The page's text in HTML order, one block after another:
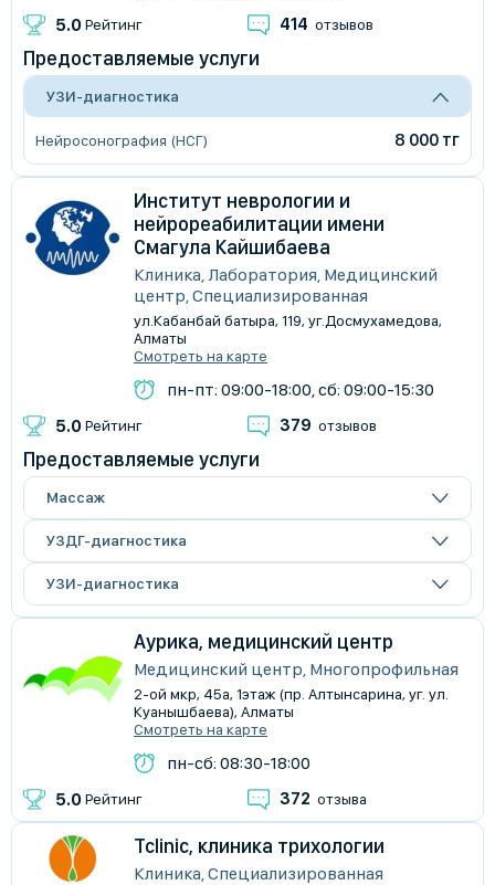
5.0 Рейтинг 414 отзывов
Предоставляемые услуги
УЗИ-диагностика
Нейросонография (НСГ) 8 000 тг
Институт неврологии и
нейрореабилитации имени
Смагула Кайшибаева
Клиника, Лаборатория, Медицинский
центр, Специализированная
​ул.Кабанбай батыра, 119, уг.Досмухамедова,
Алматы
Смотреть на карте
пн-пт: 09:00-18:00, сб: 09:00-15:30
5.0 Рейтинг 379 отзывов
Предоставляемые услуги
Массаж
УЗДГ-диагностика
УЗИ-диагностика
Аурика, медицинский центр
Медицинский центр, Многопрофильная
2-ой мкр, 45а, 1этаж (пр. Алтынсарина, уг. ул.
Куанышбаева), Алматы
Смотреть на карте
пн-сб: 08:30-18:00
5.0 Рейтинг 372 отзыва
Tclinic, клиника трихологии
Клиника, Специализированная